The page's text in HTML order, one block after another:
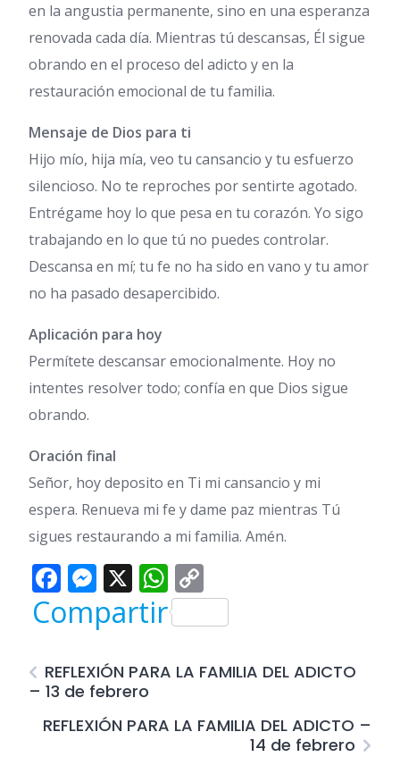
en la angustia permanente, sino en una esperanza
renovada cada día. Mientras tú descansas, Él sigue
obrando en el proceso del adicto y en la
restauración emocional de tu familia.
Mensaje de Dios para ti
Hijo mío, hija mía, veo tu cansancio y tu esfuerzo
silencioso. No te reproches por sentirte agotado.
Entrégame hoy lo que pesa en tu corazón. Yo sigo
trabajando en lo que tú no puedes controlar.
Descansa en mí; tu fe no ha sido en vano y tu amor
no ha pasado desapercibido.
Aplicación para hoy
Permítete descansar emocionalmente. Hoy no
intentes resolver todo; confía en que Dios sigue
obrando.
Oración final
Señor, hoy deposito en Ti mi cansancio y mi
espera. Renueva mi fe y dame paz mientras Tú
sigues restaurando a mi familia. Amén.
Facebook
Messenger
X WhatsApp
Link
Compartir
REFLEXIÓN PARA LA FAMILIA DEL ADICTO
– 13 de febrero
REFLEXIÓN PARA LA FAMILIA DEL ADICTO –
14 de febrero